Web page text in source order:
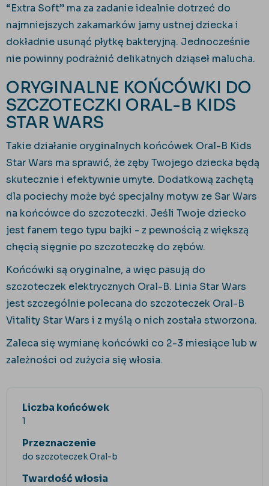
“Extra Soft” ma za zadanie idealnie dotrzeć do
najmniejszych zakamarków jamy ustnej dziecka i
dokładnie usunąć płytkę bakteryjną. Jednocześnie
nie powinny podrażnić delikatnych dziąseł malucha.
ORYGINALNE KOŃCÓWKI DO
SZCZOTECZKI ORAL-B KIDS
STAR WARS
Takie działanie oryginalnych końcówek Oral-B Kids
Star Wars ma sprawić, że zęby Twojego dziecka będą
skutecznie i efektywnie umyte. Dodatkową zachętą
dla pociechy może być specjalny motyw ze Sar Wars
na końcówce do szczoteczki. Jeśli Twoje dziecko
jest fanem tego typu bajki - z pewnością z większą
chęcią sięgnie po szczoteczkę do zębów.
Końcówki są oryginalne, a więc pasują do
szczoteczek elektrycznych Oral-B. Linia Star Wars
jest szczególnie polecana do szczoteczek Oral-B
Vitality Star Wars i z myślą o nich została stworzona.
Zaleca się wymianę końcówki co 2-3 miesiące lub w
zależności od zużycia się włosia.
Liczba końcówek
1
Przeznaczenie
do szczoteczek Oral-b
Twardość włosia